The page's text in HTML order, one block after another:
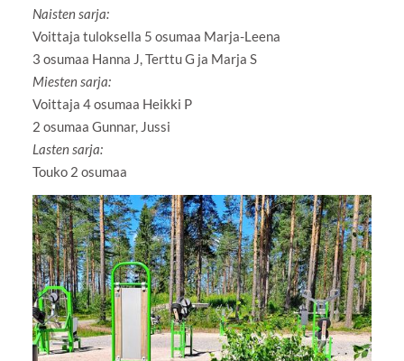
Naisten sarja:
Voittaja tuloksella 5 osumaa Marja-Leena
3 osumaa Hanna J, Terttu G ja Marja S
Miesten sarja:
Voittaja 4 osumaa Heikki P
2 osumaa Gunnar, Jussi
Lasten sarja:
Touko 2 osumaa